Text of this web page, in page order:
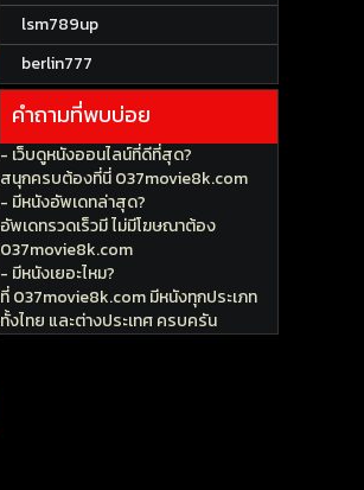
lsm789up
berlin777
คำถามที่พบบ่อย
- เว็บดูหนังออนไลน์ที่ดีที่สุด?
สนุกครบต้องที่นี่ 037movie8k.com
- มีหนังอัพเดทล่าสุด?
อัพเดทรวดเร็วมี ไม่มีโฆษณาต้อง
037movie8k.com
- มีหนังเยอะไหม?
ที่ 037movie8k.com มีหนังทุกประเภท
ทั้งไทย และต่างประเทศ ครบครัน